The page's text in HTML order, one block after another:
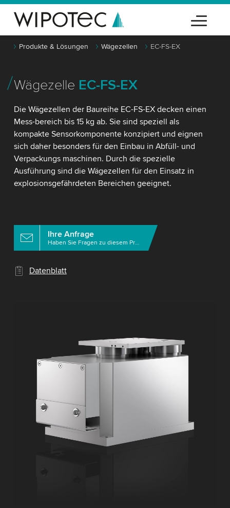
Produkte & Lösungen Wägezellen EC-FS-EX
Wägezelle EC-FS-EX
Die Wägezellen der Baureihe EC-FS-EX decken einen
Mess-bereich bis 15 kg ab. Sie sind speziell als
kompakte Sensorkomponente konzipiert und eignen
sich daher besonders für den Einbau in Abfüll- und
Verpackungs maschinen. Durch die spezielle
Ausführung sind die Wägezellen für den Einsatz in
explosionsgefährdeten Bereichen geeignet.
Ihre Anfrage
Haben Sie Fragen zu diesem Produkt?
Datenblatt